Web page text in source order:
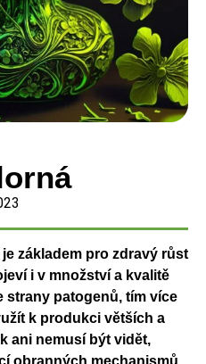
základem pro zdravý růst
i v množství a kvalitě
strany patogenů, tím více
k produkci větších a
ani nemusí být vidět,
obranných mechanismů